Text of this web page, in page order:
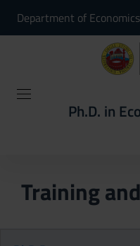
Department of Economics
Ph.D. in
Training